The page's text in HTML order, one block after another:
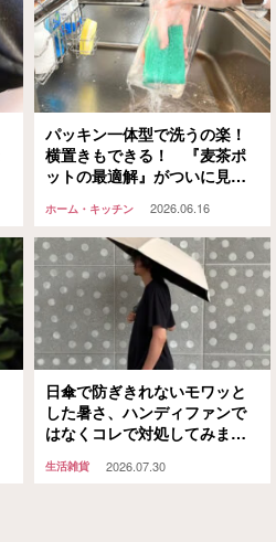
パッキン一体型で洗うの楽！
横置きもできる！ 『麦茶ポ
ットの最適解』がついに見つ
ホーム・キッチン 2026.06.16
日傘で防ぎきれないモワッと
した暑さ、ハンディファンで
はなくコレで対処してみませ
生活雑貨 2026.07.30